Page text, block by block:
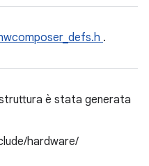
.
è stata generata
hardware/